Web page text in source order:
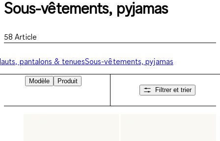
Sous-vêtements, pyjamas
58 Article
pantalons & tenuesSous-vêtements, pyjamas
Modèle
Produit
Filtrer et trier